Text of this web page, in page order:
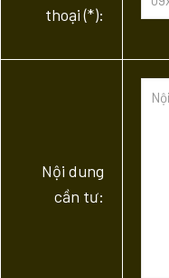
thoại (*):
Nội dung
cần tư: